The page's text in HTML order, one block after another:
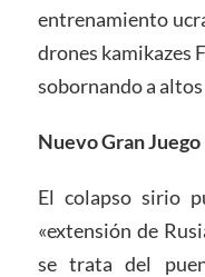
entrenamiento
drones kamikazes
sobornando a
Nuevo Gran
El colapso sirio
«extensión de
se trata del